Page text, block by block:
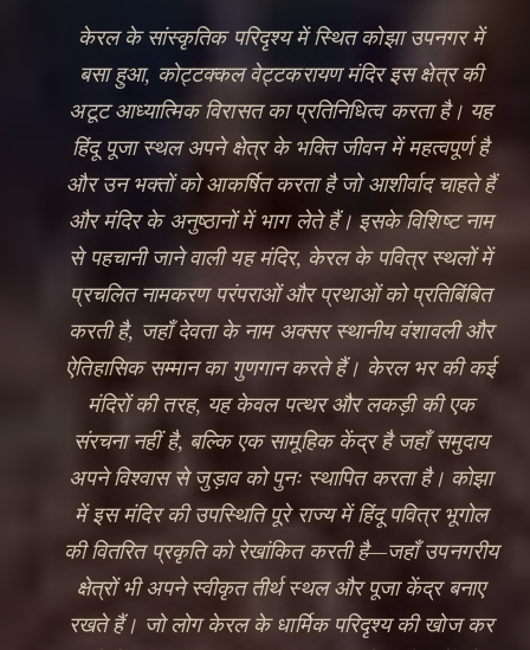
🔍
Every wick lit, every offering made at कोट्टक्कल
वेट्टकरायण मंदिर, joins a river of devotion that
flows through every heart that has ever sought
refuge in हिंदू भक्ति.
✦
VIEW AARTI TIMES
DISCOVER HERITAGE